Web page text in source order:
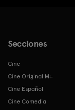
Secciones
Cine
Cine Original M+
Cine Español
Cine Comedia